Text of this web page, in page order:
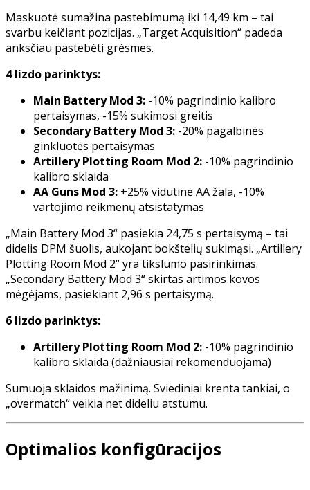
Maskuotė sumažina pastebimumą iki 14,49 km – tai
svarbu keičiant pozicijas. „Target Acquisition“ padeda
anksčiau pastebėti grėsmes.
4 lizdo parinktys:
Main Battery Mod 3: -10% pagrindinio kalibro
pertaisymas, -15% sukimosi greitis
Secondary Battery Mod 3: -20% pagalbinės
ginkluotės pertaisymas
Artillery Plotting Room Mod 2: -10% pagrindinio
kalibro sklaida
AA Guns Mod 3: +25% vidutinė AA žala, -10%
vartojimo reikmenų atsistatymas
„Main Battery Mod 3“ pasiekia 24,75 s pertaisymą – tai
didelis DPM šuolis, aukojant bokštelių sukimąsi. „Artillery
Plotting Room Mod 2“ yra tikslumo pasirinkimas.
„Secondary Battery Mod 3“ skirtas artimos kovos
mėgėjams, pasiekiant 2,96 s pertaisymą.
6 lizdo parinktys:
Artillery Plotting Room Mod 2: -10% pagrindinio
kalibro sklaida (dažniausiai rekomenduojama)
Sumuoja sklaidos mažinimą. Sviediniai krenta tankiai, o
„overmatch“ veikia net dideliu atstumu.
Optimalios konfigūracijos